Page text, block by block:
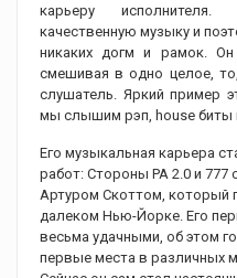
карьеру
качественную музыку и
никаких догм и рамок. Он
смешивая в одно целое,
слушатель. Яркий пример
мы слышим рэп, house биты
Его музыкальная карьера
работ: Стороны РА 2.0 и 777
Артуром Скоттом, который
далеком Нью-Йорке. Его
весьма удачными, об этом
первые места в различных